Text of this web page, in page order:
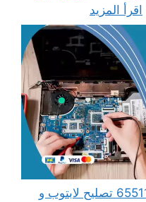
اقرأ المزيد
مهندس كمبيوتر الصليبية 65511033 تصليح لابتوب و